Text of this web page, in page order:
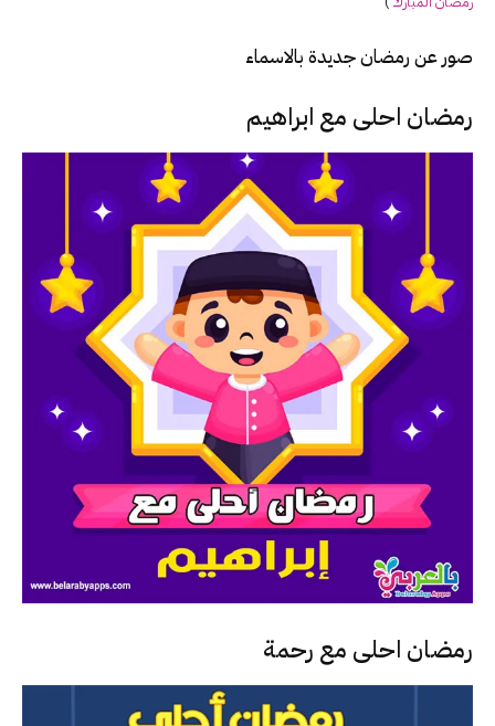
صور عن رمضان جديدة بالاسماء
رمضان احلى مع ابراهيم
رمضان احلى مع رحمة